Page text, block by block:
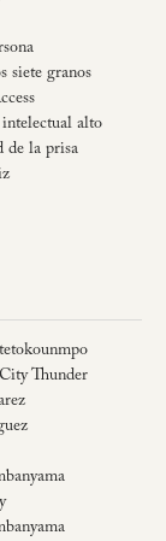
siete granos
alto
de la prisa
Thunder